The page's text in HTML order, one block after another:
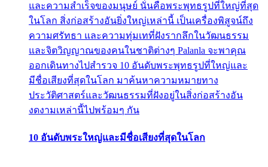
และความสำเร็จของมนุษย์ นั่นคือพระพุทธรูปที่ใหญ่ที่สุด
ในโลก สิ่งก่อสร้างอันยิ่งใหญ่เหล่านี้ เป็นเครื่องพิสูจน์ถึง
ความศรัทธา และความทุ่มเทที่ฝังรากลึกในวัฒนธรรม
และจิตวิญญาณของคนในชาติต่างๆ Palanla จะพาคุณ
ออกเดินทางไปสำรวจ 10 อันดับพระพุทธรูปที่ใหญ่และ
มีชื่อเสียงที่สุดในโลก มาค้นหาความหมายทาง
ประวัติศาสตร์และวัฒนธรรมที่ฝังอยู่ในสิ่งก่อสร้างอัน
งดงามเหล่านี้ไปพร้อมๆ กัน
10 อันดับพระใหญ่และมีชื่อเสียงที่สุดในโลก